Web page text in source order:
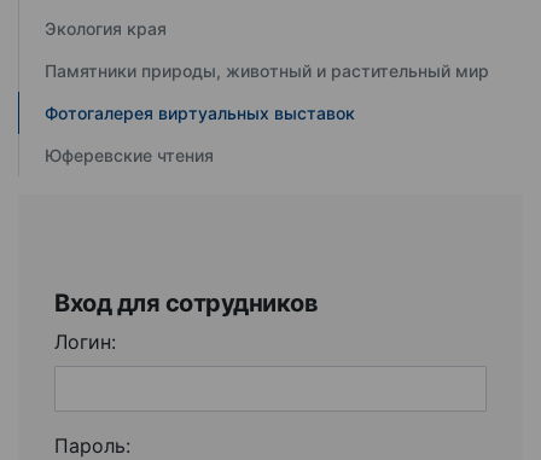
Экология края
Памятники природы, животный и растительный мир
Фотогалерея виртуальных выставок
Юферевские чтения
Вход для сотрудников
Логин:
Пароль: